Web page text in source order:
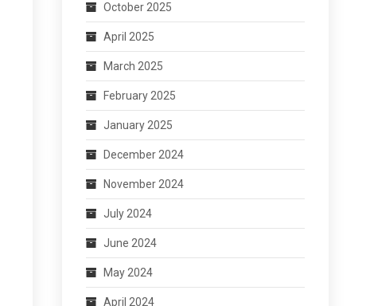
October 2025
April 2025
March 2025
February 2025
January 2025
December 2024
November 2024
July 2024
June 2024
May 2024
April 2024